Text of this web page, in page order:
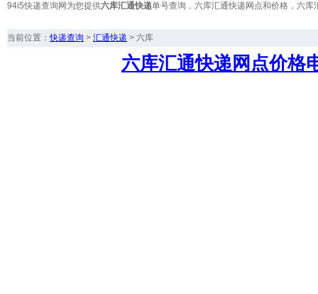
94i5快递查询网为您提供六库汇通快递单号查询，六库汇通快递网点和价格，六
当前位置：快递查询 > 汇通快递 > 六库
六库汇通快递网点价格